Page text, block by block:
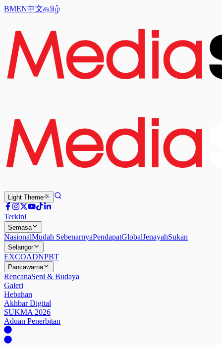
BMEN中文தமிழ்
Light Theme
Terkini
Semasa
NasionalMudah SebenarnyaPendapatGlobalJenayahSukan
Selangor
EXCOADNPBT
Pancawarna
RencanaSeni & Budaya
Galeri
Hebahan
Akhbar Digital
SUKMA 2026
Aduan Penerbitan